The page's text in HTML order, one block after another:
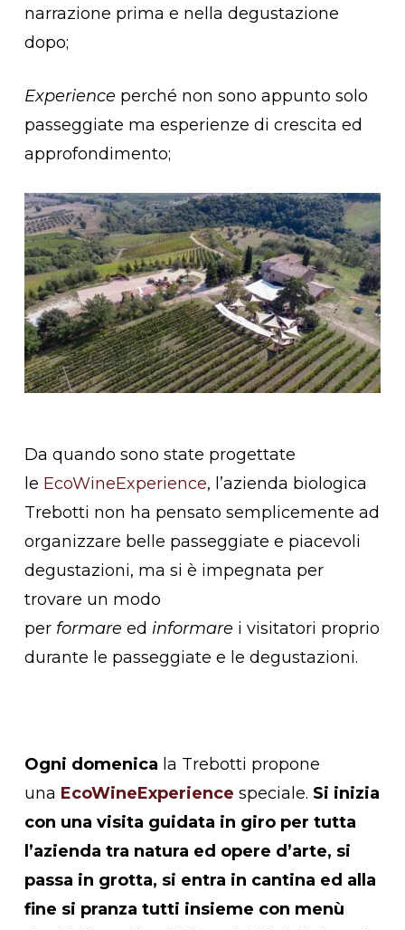
narrazione prima e nella degustazione
dopo;
Experience perché non sono appunto solo
passeggiate ma esperienze di crescita ed
approfondimento;
Da quando sono state progettate
le EcoWineExperience, l’azienda biologica
Trebotti non ha pensato semplicemente ad
organizzare belle passeggiate e piacevoli
degustazioni, ma si è impegnata per
trovare un modo
per formare ed informare i visitatori proprio
durante le passeggiate e le degustazioni.
Ogni domenica la Trebotti propone
una EcoWineExperience speciale. Si inizia
con una visita guidata in giro per tutta
l’azienda tra natura ed opere d’arte, si
passa in grotta, si entra in cantina ed alla
fine si pranza tutti insieme con menù